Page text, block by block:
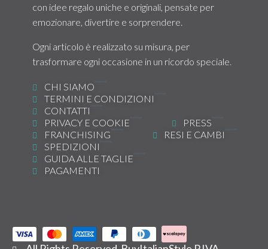
con idee regalo uniche e originali, pensate per
emozionare, divertire e sorprendere.
Ogni articolo è realizzato su misura, per
trasformare ogni occasione in un ricordo speciale.
CHI SIAMO
TERMINI E CONDIZIONI
CONTATTI
PRIVACY E COOKIE
PRESS
FRANCHISING
RESI E CAMBI
SPEDIZIONI
GUIDA ALLE TAGLIE
PAGAMENTI